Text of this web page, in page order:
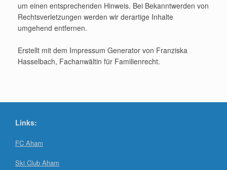
um einen entsprechenden Hinweis. Bei Bekanntwerden von
Rechtsverletzungen werden wir derartige Inhalte
umgehend entfernen.
Erstellt mit dem Impressum Generator von Franziska
Hasselbach, Fachanwältin für Familienrecht.
Links:
FC Aham
Ski Club Aham